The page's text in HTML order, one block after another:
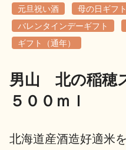
元旦祝い酒
母の日ギフト
バレンタインデーギフト
ギフト（通年）
男山 北の稲穂
５００ｍｌ
北海道産酒造好適米